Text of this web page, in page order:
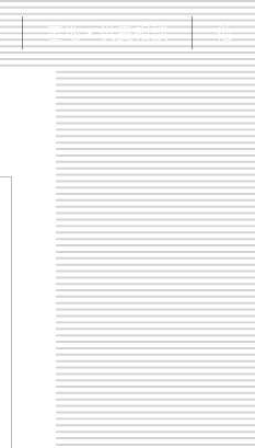
墓地・供養相談 他